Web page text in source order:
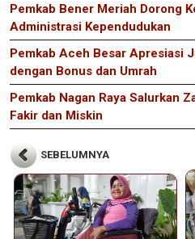
Pemkab Bener Meriah Dorong
Administrasi Kependudukan
Pemkab Aceh Besar Apresiasi
dengan Bonus dan Umrah
Pemkab Nagan Raya Salurkan
Fakir dan Miskin
SEBELUMNYA